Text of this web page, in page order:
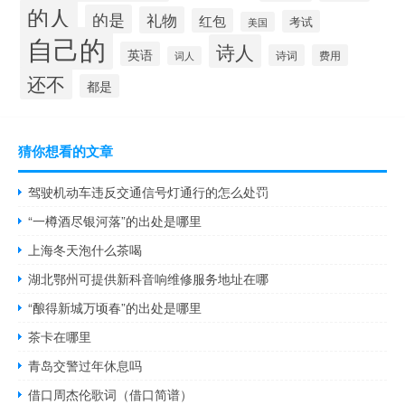
的人 的是 礼物 红包 美国 考试
自己的 英语 词人 诗人 诗词 费用
还不 都是
猜你想看的文章
驾驶机动车违反交通信号灯通行的怎么处罚
“一樽酒尽银河落”的出处是哪里
上海冬天泡什么茶喝
湖北鄂州可提供新科音响维修服务地址在哪
“酿得新城万顷春”的出处是哪里
茶卡在哪里
青岛交警过年休息吗
借口周杰伦歌词（借口简谱）